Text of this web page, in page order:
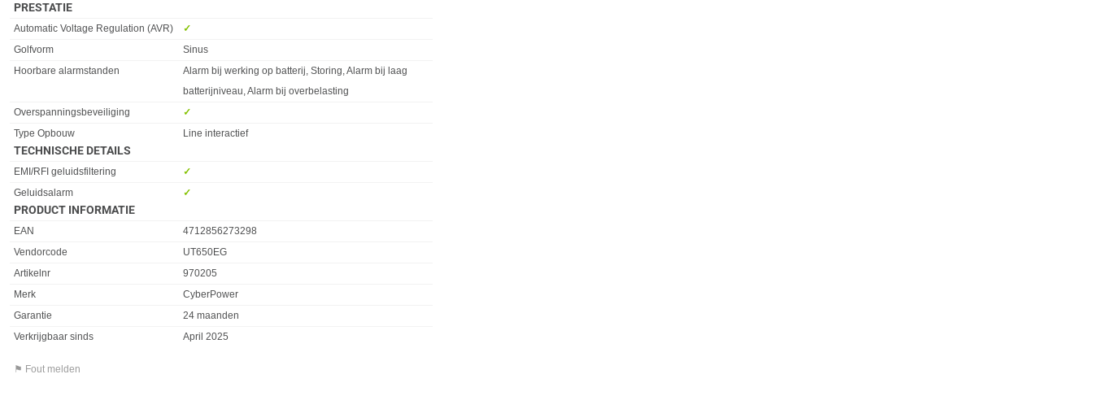
PRESTATIE
Eigenschap Waarde
Automatic Voltage Regulation (AVR)
✓︎
Golfvorm
Sinus
Hoorbare alarmstanden
Alarm bij werking op batterij, Storing, Alarm bij laag
batterijniveau, Alarm bij overbelasting
Overspanningsbeveiliging
✓︎
Type Opbouw
Line interactief
TECHNISCHE DETAILS
Eigenschap Waarde
EMI/RFI geluidsfiltering
✓︎
Geluidsalarm
✓︎
PRODUCT INFORMATIE
EAN
4712856273298
Vendorcode
UT650EG
Artikelnr
970205
Merk
CyberPower
Garantie
24 maanden
Verkrijgbaar sinds
April 2025
⚑ Fout melden